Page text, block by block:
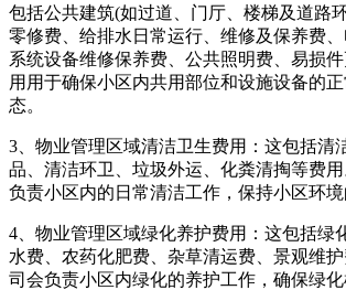
包括公共建筑(如过道、门厅、楼梯及道路
零修费、给排水日常运行、维修及保养费
系统设备维修保养费、公共照明费、易损
用用于确保小区内共用部位和设施设备的
态。
3、物业管理区域清洁卫生费用：这包括清
品、清洁环卫、垃圾外运、化粪清掏等费
负责小区内的日常清洁工作，保持小区环境
4、物业管理区域绿化养护费用：这包括绿
水费、农药化肥费、杂草清运费、景观维
司会负责小区内绿化的养护工作，确保绿